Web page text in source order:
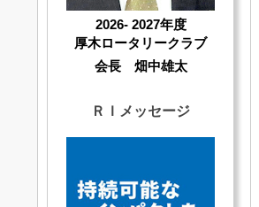
2026- 2027年度
厚木ロータリークラブ
会長 畑中雄太
ＲＩメッセージ